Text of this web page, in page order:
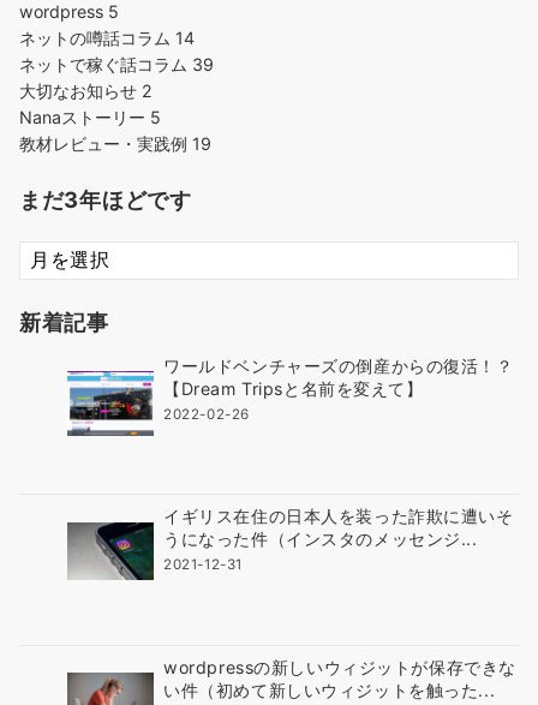
wordpress 5
ネットの噂話コラム 14
ネットで稼ぐ話コラム 39
大切なお知らせ 2
Nanaストーリー 5
教材レビュー・実践例 19
まだ3年ほどです
ま
だ
年
新着記事
ワールドベンチャーズの倒産からの復活！？
【Dream Tripsと名前を変えて】
2022-02-26
イギリス在住の日本人を装った詐欺に遭いそ
うになった件（インスタのメッセンジ...
2021-12-31
wordpressの新しいウィジットが保存できな
い件（初めて新しいウィジットを触った...